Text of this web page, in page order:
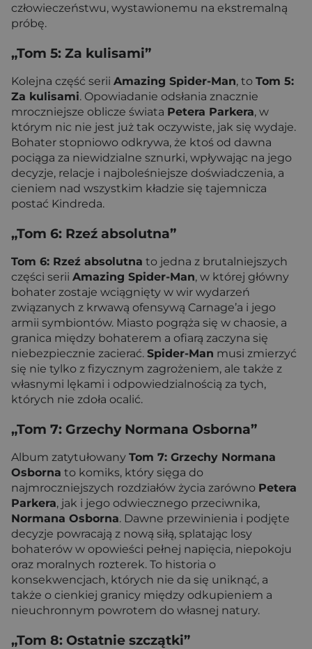
człowieczeństwu, wystawionemu na ekstremalną
próbę.
„Tom 5: Za kulisami”
Kolejna część serii Amazing Spider-Man, to Tom 5:
Za kulisami. Opowiadanie odsłania znacznie
mroczniejsze oblicze świata Petera Parkera, w
którym nic nie jest już tak oczywiste, jak się wydaje.
Bohater stopniowo odkrywa, że ktoś od dawna
pociąga za niewidzialne sznurki, wpływając na jego
decyzje, relacje i najboleśniejsze doświadczenia, a
cieniem nad wszystkim kładzie się tajemnicza
postać Kindreda.
„Tom 6: Rzeź absolutna”
Tom 6: Rzeź absolutna to jedna z brutalniejszych
części serii Amazing Spider-Man, w której główny
bohater zostaje wciągnięty w wir wydarzeń
związanych z krwawą ofensywą Carnage’a i jego
armii symbiontów. Miasto pogrąża się w chaosie, a
granica między bohaterem a ofiarą zaczyna się
niebezpiecznie zacierać. Spider-Man musi zmierzyć
się nie tylko z fizycznym zagrożeniem, ale także z
własnymi lękami i odpowiedzialnością za tych,
których nie zdoła ocalić.
„Tom 7: Grzechy Normana Osborna”
Album zatytułowany Tom 7: Grzechy Normana
Osborna to komiks, który sięga do
najmroczniejszych rozdziałów życia zarówno Petera
Parkera, jak i jego odwiecznego przeciwnika,
Normana Osborna. Dawne przewinienia i podjęte
decyzje powracają z nową siłą, splatając losy
bohaterów w opowieści pełnej napięcia, niepokoju
oraz moralnych rozterek. To historia o
konsekwencjach, których nie da się uniknąć, a
także o cienkiej granicy między odkupieniem a
nieuchronnym powrotem do własnej natury.
„Tom 8: Ostatnie szczątki”